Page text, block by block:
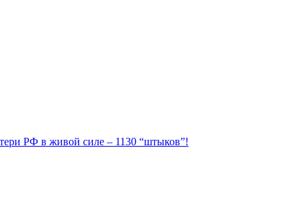
РФ в живой силе – 1130 “штыков”!